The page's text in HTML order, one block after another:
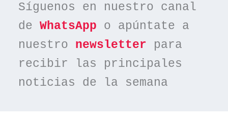
Síguenos en nuestro canal
de WhatsApp o apúntate a
nuestro newsletter para
recibir las principales
noticias de la semana